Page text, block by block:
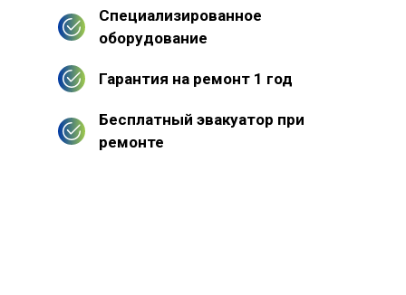
Специализированное
оборудование
Гарантия на ремонт 1 год
Бесплатный эвакуатор при
ремонте